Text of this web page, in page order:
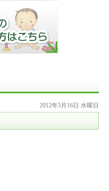
2012年5月16日 水曜日